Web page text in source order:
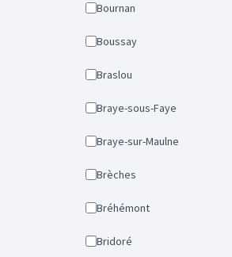
Bournan
Boussay
Braslou
Braye-sous-Faye
Braye-sur-Maulne
Brèches
Bréhémont
Bridoré